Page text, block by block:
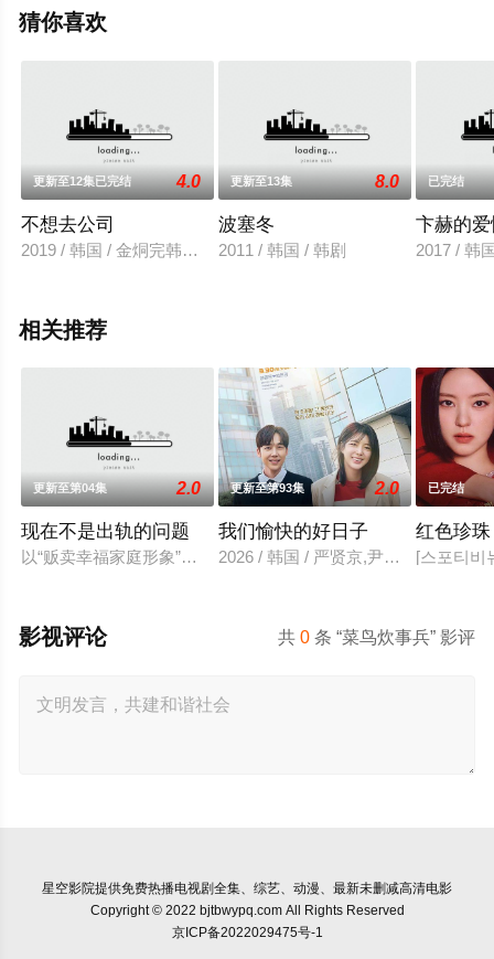
剧、电视猫或剧情网等平台了解。
猜你喜欢
更新至12集已完结 4.0
不想去公司
2019 / 韩国 / 金烔完韩秀妍苏周妍金冠洙
更新至13集 8.0
波塞冬
2011 / 韩国 / 韩剧
已完结
卞赫的
2017 / 韩
相关推荐
更新至第04集 2.0
现在不是出轨的问题
以“贩卖幸福家庭形象”赚钱的网红夫妇，与他们正陷入泥淖般
更新至第93集 2.0
我们愉快的好日子
2026 / 韩国 / 严贤京,尹仲勋,申正允,
已完结
红色珍珠
[스포티비
共0 条 “菜鸟炊事兵” 影评
影视评论
星空影院提供免费热播电视剧全集、综艺、动漫、最新未删减高清电影
Copyright © 2022 bjtbwypq.com All Rights Reserved
京ICP备2022029475号-1